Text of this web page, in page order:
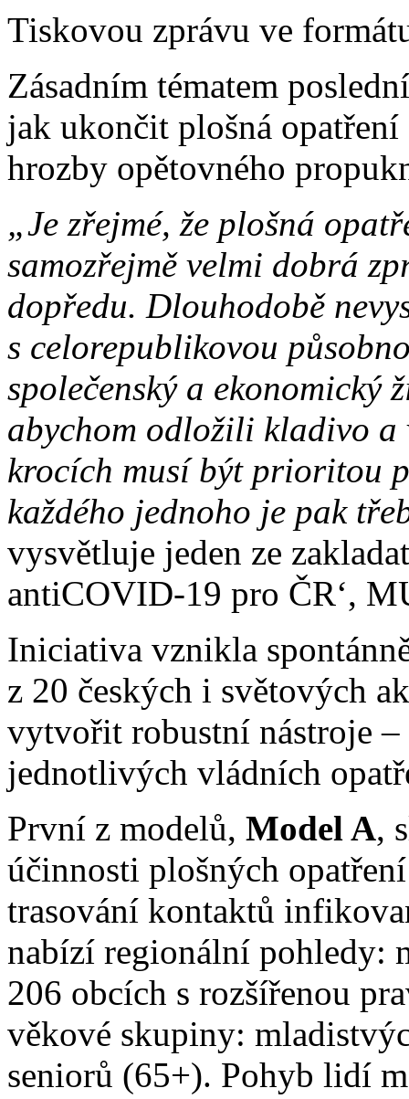
Tiskovou zprávu ve
Zásadním tématem
jak ukončit plošná
hrozby opětovného
„Je zřejmé, že plošná
samozřejmě velmi dobrá
dopředu. Dlouhodobě
s celorepublikovou
společenský a ekonomický
abychom odložili kladivo
krocích musí být prioritou
každého jednoho je pak
vysvětluje jeden ze
antiCOVID-19 pro ČR‘,
Iniciativa vznikla
z 20 českých i světových
vytvořit robustní nástroje
jednotlivých vládních
První z modelů, Model A,
účinnosti plošných
trasování kontaktů
nabízí regionální pohledy:
206 obcích s rozšířenou
věkové skupiny:
seniorů (65+). Pohyb lidí